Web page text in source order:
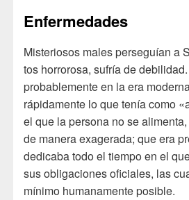
Enfermedades
Misteriosos males perseguían a
tos horrorosa, sufría de
probablemente en la era
rápidamente lo que tenía como
el que la persona no se
de manera exagerada; que era
dedicaba todo el tiempo en el
sus obligaciones oficiales, las
mínimo humanamente posible.